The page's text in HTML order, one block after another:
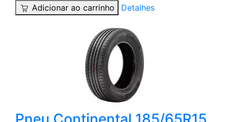
Adicionar ao carrinho
Detalhes